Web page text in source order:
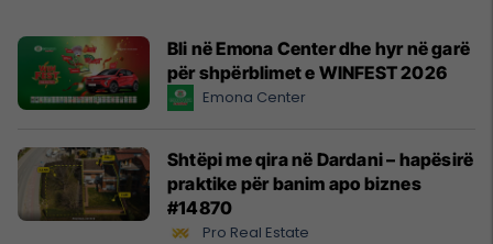
Bli në Emona Center dhe hyr në garë
për shpërblimet e WINFEST 2026
Emona Center
Shtëpi me qira në Dardani – hapësirë
praktike për banim apo biznes
#14870
Pro Real Estate